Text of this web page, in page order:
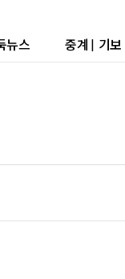
뉴스 중계 | 기보